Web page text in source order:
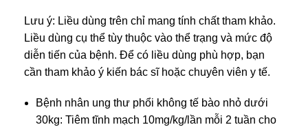
Lưu ý: Liều dùng trên chỉ mang tính chất tham khảo.
Liều dùng cụ thể tùy thuộc vào thể trạng và mức độ
diễn tiến của bệnh. Để có liều dùng phù hợp, bạn
cần tham khảo ý kiến bác sĩ hoặc chuyên viên y tế.
Bệnh nhân ung thư phổi không tế bào nhỏ dưới
30kg: Tiêm tĩnh mạch 10mg/kg/lần mỗi 2 tuần cho